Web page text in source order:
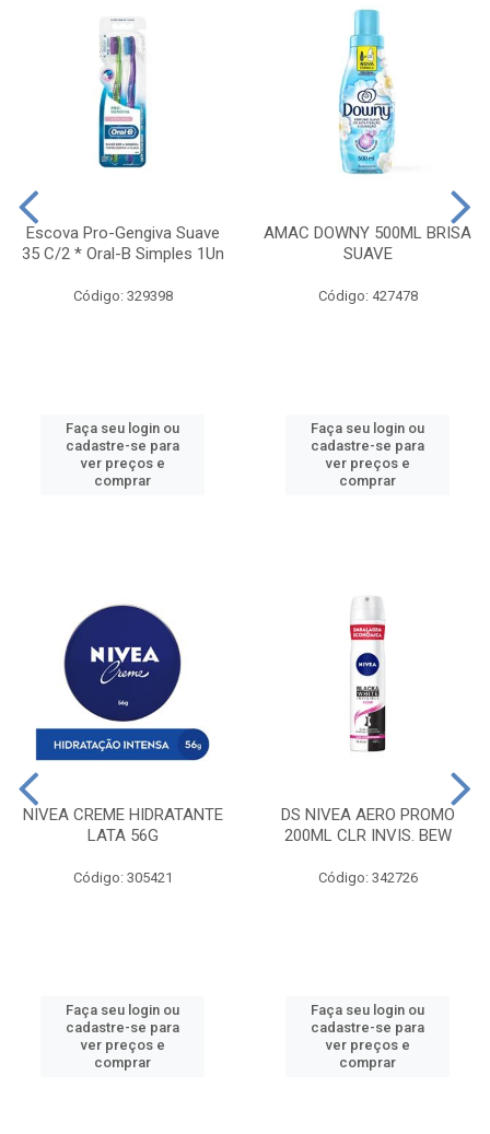
Escova Pro-Gengiva Suave
35 C/2 * Oral-B Simples 1Un
Código: 329398
Faça seu login ou
cadastre-se para
ver preços e
comprar
AMAC DOWNY 500ML BRISA
SUAVE
Código: 427478
Faça seu login ou
cadastre-se para
ver preços e
comprar
NIVEA CREME HIDRATANTE
LATA 56G
Código: 305421
Faça seu login ou
cadastre-se para
ver preços e
comprar
DS NIVEA AERO PROMO
200ML CLR INVIS. BEW
Código: 342726
Faça seu login ou
cadastre-se para
ver preços e
comprar